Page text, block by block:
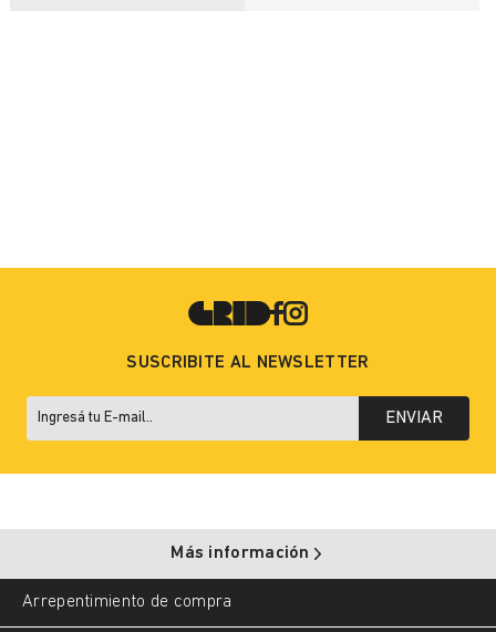
SUSCRIBITE AL NEWSLETTER
ENVIAR
Más información
Arrepentimiento de compra